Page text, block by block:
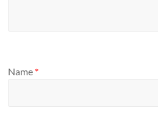
Name *